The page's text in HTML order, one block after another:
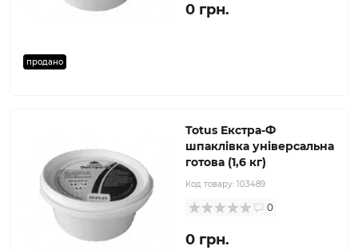
продано
0 грн.
Totus Екстра-Ф
шпаклівка універсальна
готова (1,6 кг)
Код товару: 103489
0
0 грн.